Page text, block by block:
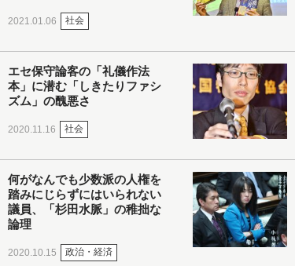
2021.01.06 社会
エセ保守論客の「礼儀作法
本」に潜む「しきたりファシ
ズム」の醜悪さ
2020.11.16 社会
何がなんでも少数派の人権を
踏みにじらずにはいられない
議員、「杉田水脈」の稚拙な
論理
2020.10.15 政治・経済